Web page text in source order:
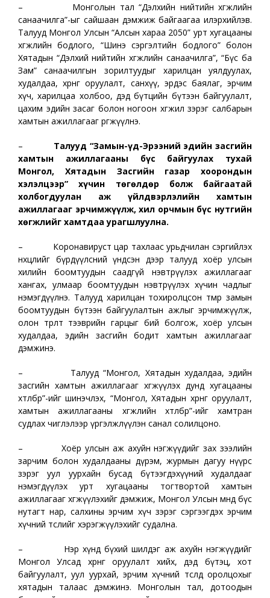
– Монголын тал “Дэлхийн нийтийн хөгжлийн
санаачилга”-ыг сайшаан дэмжиж байгаагаа илэрхийлэв.
Талууд Монгол Улсын “Алсын хараа 2050” урт хугацааны
хөгжлийн бодлого, “Шинэ сэргэлтийн бодлого” болон
Хятадын “Дэлхий нийтийн хөгжлийн санаачилга”, “Бүс ба
Зам” санаачилгын зорилтуудыг харилцан уялдуулах,
худалдаа, хөрөнгө оруулалт, санхүү, эрдэс баялаг, эрчим
хүч, харилцаа холбоо, дэд бүтцийн бүтээн байгуулалт,
цахим эдийн засаг болон ногоон хөгжил зэрэг салбарын
хамтын ажиллагааг өргөжүүлнэ.
–
Талууд “Замын-Үүд-Эрээний эдийн засгийн
хамтын ажиллагааны бүс байгуулах тухай
Монгол, Хятадын Засгийн газар хоорондын
хэлэлцээр” хүчин төгөлдөр болж байгаатай
холбогдуулан аж үйлдвэрлэлийн хамтын
ажиллагааг эрчимжүүлж, хил орчмын бүс нутгийн
хөгжлийг хамтдаа урагшлуулна.
– Коронавируст цар тахлаас урьдчилан сэргийлэх
нөхцөлийг бүрдүүлсний үндсэн дээр талууд хоёр улсын
хилийн боомтуудын саадгүй нэвтрүүлэх ажиллагааг
хангах, улмаар боомтуудын нэвтрүүлэх хүчин чадлыг
нэмэгдүүлнэ. Талууд харилцан тохиролцсон төмөр замын
боомтуудын бүтээн байгуулалтын ажлыг эрчимжүүлж,
олон төрөлт тээврийн гарцыг бий болгож, хоёр улсын
худалдаа, эдийн засгийн бодит хамтын ажиллагааг
дэмжинэ.
– Талууд “Монгол, Хятадын худалдаа, эдийн
засгийн хамтын ажиллагааг хөгжүүлэх дунд хугацааны
хөтөлбөр”-ийг шинэчлэх, “Монгол, Хятадын хөрөнгө оруулалт,
хамтын ажиллагааны хөгжлийн хөтөлбөр”-ийг хамтран
судлах чиглэлээр үргэлжлүүлэн санал солилцоно.
– Хоёр улсын аж ахуйн нэгжүүдийг зах зээлийн
зарчим болон худалдааны дүрэм, журмын дагуу нүүрс
зэрэг уул уурхайн бусад бүтээгдэхүүний худалдааг
нэмэгдүүлэх урт хугацааны тогтвортой хамтын
ажиллагааг хөгжүүлэхийг дэмжиж, Монгол Улсын өмнөд бүс
нутагт нар, салхины эрчим хүч зэрэг сэргээгдэх эрчим
хүчний төслийг хэрэгжүүлэхийг судална.
– Нэр хүнд бүхий шилдэг аж ахуйн нэгжүүдийг
Монгол Улсад хөрөнгө оруулалт хийх, дэд бүтэц, хот
байгуулалт, уул уурхай, эрчим хүчний төсөлд оролцохыг
хятадын талаас дэмжинэ. Монголын тал, дотоодын